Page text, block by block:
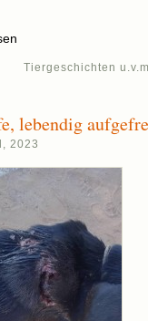
Tiergeschichten
lebendig
2023